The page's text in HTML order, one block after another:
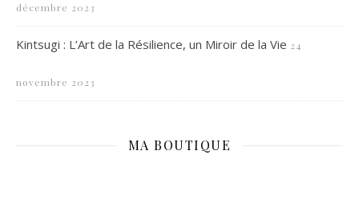
décembre 2023
Kintsugi : L’Art de la Résilience, un Miroir de la Vie 24
novembre 2023
MA BOUTIQUE